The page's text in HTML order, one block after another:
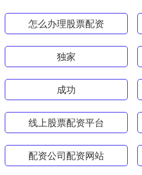
怎么办理股票配资
独家
成功
线上股票配资平台
配资公司配资网站